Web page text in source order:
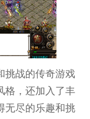
挑战的传奇游戏
格，还加入了丰
无尽的乐趣和挑